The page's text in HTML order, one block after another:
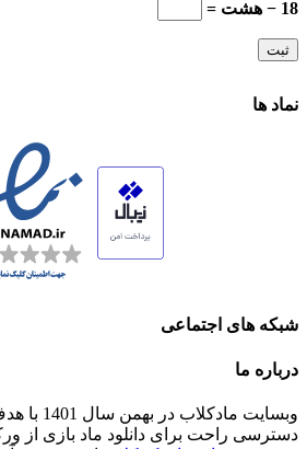
18 − هشت =
نماد ها
شبکه های اجتماعی
درباره ما
وبسایت
دسترسی راحت برای دانلود ماد بازی از